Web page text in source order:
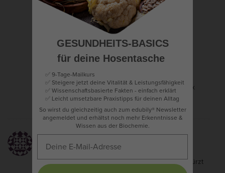
s
ä
h
chris
1. Oktober 2017 at 20:39 - Antwort
Und Promotion im Allgemeinen ist 100 x
schlimmer.
Julian
24. September 2017 at 17:50
Kein Wort verloren über Gewürze ;)? Gut gewürzt
GESUNDHEITS-BASICS
für deine Hosentasche
✅ 9-Tage-Mailkurs
✅ Steigere jetzt deine Vitalität & Leistungsfähigkeit
✅ Wissenschaftsbasierte Fakten - einfach erklärt
✅ Leicht umsetzbare Praxistipps für deinen Alltag
So wirst du gleichzeitig auch zum edubily® Newsletter
angemeldet und erhältst noch mehr Erkenntnisse &
Wissen aus der Biochemie.